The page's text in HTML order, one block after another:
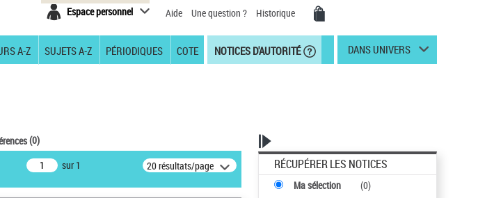
Espace personnel Aide Une question ? Historique
A-Z SUJETS A-Z PÉRIODIQUES COTE NOTICES D'AUTORITÉ DANS UNIVERS
(0)
sur 1 20 résultats/page RÉCUPÉRER LES NOTICES
Ma sélection (0)